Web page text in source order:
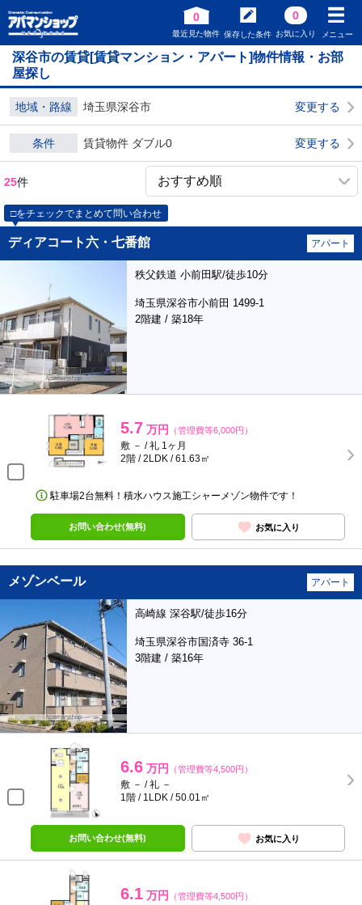
0
最近見た物件 保存した条件
0
お気に入り メニュー
深谷市の賃貸[賃貸マンション・アパート]物件情報・お部
屋探し
地域・路線 埼玉県深谷市 変更する
条件 賃貸物件 ダブル0 変更する
25件
□をチェックでまとめて問い合わせ
ディアコート六・七番館 アパート
秩父鉄道 小前田駅/徒歩10分
埼玉県深谷市小前田 1499-1
2階建 / 築18年
5.7 万円 （管理費等6,000円）
敷 － / 礼 1ヶ月
2階 / 2LDK / 61.63㎡
駐車場2台無料！積水ハウス施工シャーメゾン物件です！
お問い合わせ(無料) お気に入り
メゾンベール アパート
高崎線 深谷駅/徒歩16分
埼玉県深谷市国済寺 36-1
3階建 / 築16年
6.6 万円 （管理費等4,500円）
敷 － / 礼 －
1階 / 1LDK / 50.01㎡
お問い合わせ(無料) お気に入り
6.1 万円 （管理費等4,500円）